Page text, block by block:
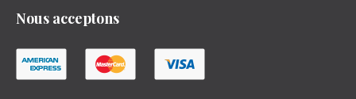
Nous acceptons